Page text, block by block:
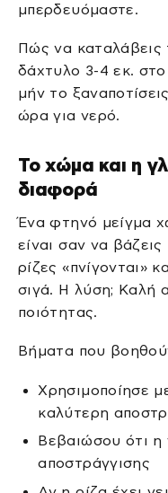
μπερδευόμαστε.
Πώς να καταλάβεις
δάχτυλο 3-4 εκ.
μήν το
ώρα για νερό.
Το χώμα και η
διαφορά
Ένα φτηνό μείγμα
είναι σαν να
ρίζες «πνίγονται»
σιγά. Η λύση; Καλή
ποιότητας.
Βήματα που
Χρησιμοποίησε
καλύτερη
Βεβαιώσου ότι η
αποστράγγισης